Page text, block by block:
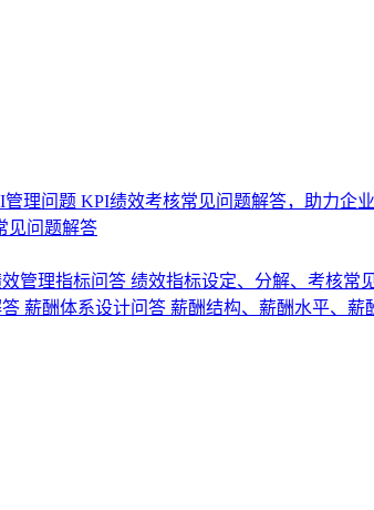
管理问题 KPI绩效考核常见问题解答，助力企
见问题解答
管理指标问答 绩效指标设定、分解、考核常
薪酬体系设计问答 薪酬结构、薪酬水平、薪